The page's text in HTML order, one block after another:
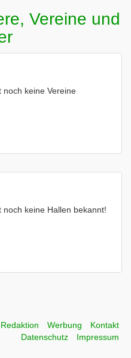
Vereine und
keine Vereine
keine Hallen bekannt!
Redaktion Werbung
Kontakt
Datenschutz
Impressum